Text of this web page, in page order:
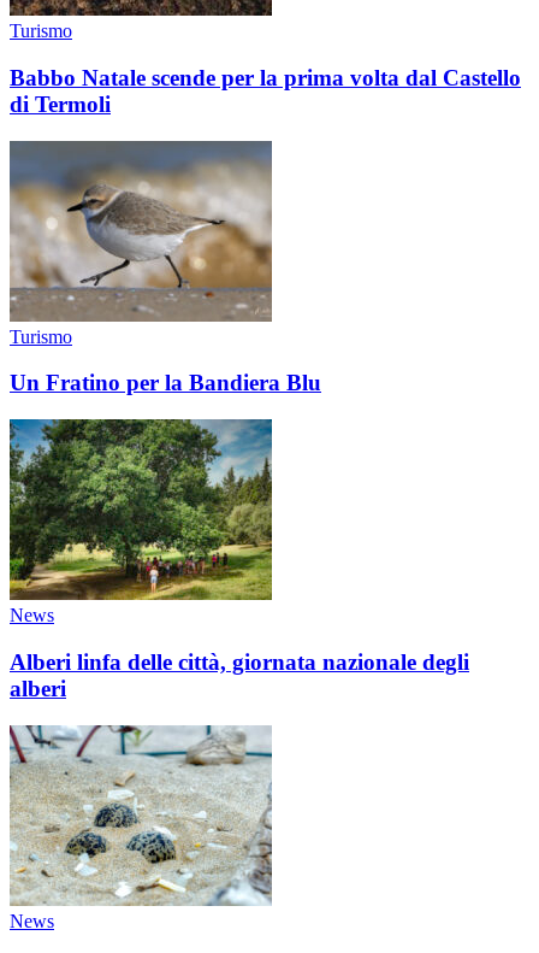
Turismo
Babbo Natale scende per la prima volta dal Castello
di Termoli
Turismo
Un Fratino per la Bandiera Blu
News
Alberi linfa delle città, giornata nazionale degli
alberi
News